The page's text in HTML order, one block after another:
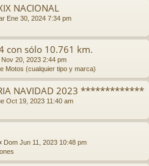
NACIONAL
Ene 30, 2024 7:34 pm
con sólo 10.761 km.
Nov 20, 2023 2:44 pm
Motos (cualquier tipo y marca)
NAVIDAD 2023 *************
Oct 19, 2023 11:40 am
Dom Jun 11, 2023 10:48 pm